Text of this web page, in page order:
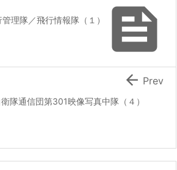

理隊／飛行情報隊（１）
隊通信団第301映像写真中隊（４）
 Prev